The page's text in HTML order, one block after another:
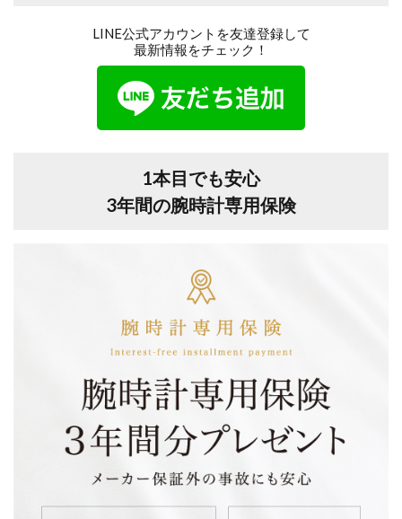
LINE公式アカウントを友達登録して
最新情報をチェック！
1本目でも安心
3年間の腕時計専用保険